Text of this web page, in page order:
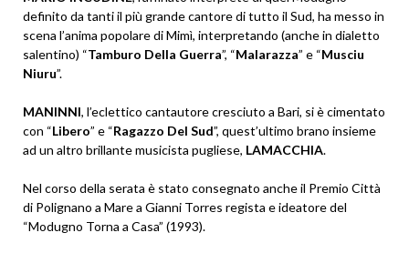
definito da tanti il più grande cantore di tutto il Sud, ha messo in
scena l’anima popolare di Mimì, interpretando (anche in dialetto
salentino) “Tamburo Della Guerra”, “Malarazza” e “Musciu
Niuru”.
MANINNI, l’eclettico cantautore cresciuto a Bari, si è cimentato
con “Libero” e “Ragazzo Del Sud”, quest’ultimo brano insieme
ad un altro brillante musicista pugliese, LAMACCHIA.
Nel corso della serata è stato consegnato anche il Premio Città
di Polignano a Mare a Gianni Torres regista e ideatore del
“Modugno Torna a Casa” (1993).